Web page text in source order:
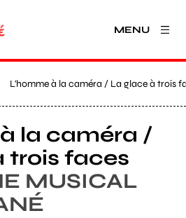
MENU
L'homme à la caméra / La glace à trois
la caméra /
trois faces
MUSICAL